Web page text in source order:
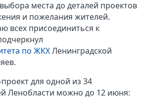
места до деталей проектов
и пожелания жителей.
всех присоединиться к
по ЖКХЛенинградской
для одной из 34
Ленобласти можно до 12 июня: